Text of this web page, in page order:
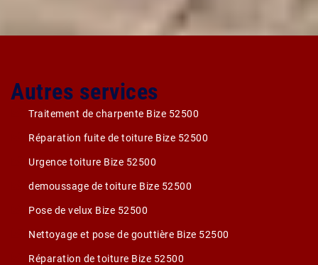
Autres services
Traitement de charpente Bize 52500
Réparation fuite de toiture Bize 52500
Urgence toiture Bize 52500
demoussage de toiture Bize 52500
Pose de velux Bize 52500
Nettoyage et pose de gouttière Bize 52500
Réparation de toiture Bize 52500